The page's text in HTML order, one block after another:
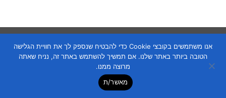
אנו משתמשים בקובצי Cookie כדי להבטיח שנספק לך את חוויית הגלישה
הטובה ביותר באתר שלנו. אם תמשיך להשתמש באתר זה, נניח שאתה
מרוצה ממנו.
מאשר/ת